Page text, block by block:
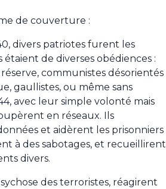
de couverture :
divers patriotes furent les
de diverses obédiences :
communistes désorientés
gaullistes, ou même sans
avec leur simple volonté mais
en réseaux. Ils
et aidèrent les prisonniers
à des sabotages, et recueillirent
divers.
des terroristes, réagirent